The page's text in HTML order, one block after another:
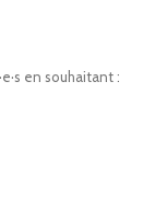
en souhaitant :